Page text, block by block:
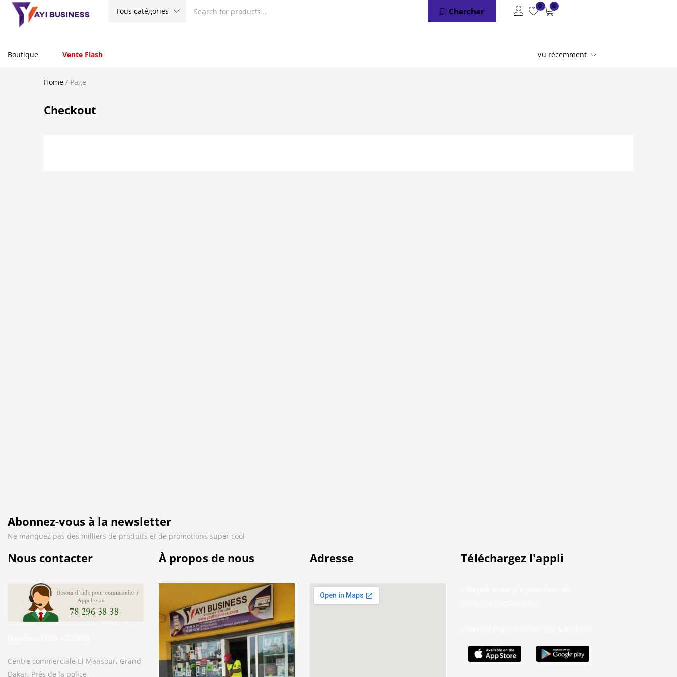
Tous catégories Chercher
0 0
Boutique Vente Flash vu récemment
Home / Page
Checkout
Abonnez-vous à la newsletter
Ne manquez pas des milliers de produits et de promotions super cool
Nous contacter
Centre commerciale El Mansour, Grand
Dakar, Prés de la police
À propos de nous Adresse Téléchargez l'appli